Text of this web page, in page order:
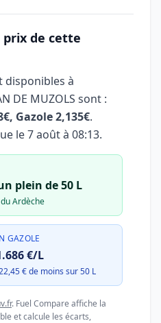
prix de cette
disponibles à
DE MUZOLS sont :
Gazole 2,135€.
le7 août à 08:13.
plein de 50 L
Ardèche
GAZOLE
€/L
€ de moins sur 50 L
. Fuel Compare affiche la
et calcule les écarts,